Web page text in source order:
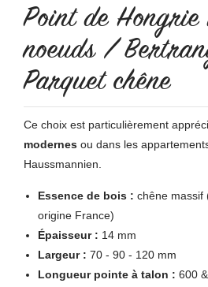
Point de
noeuds /
Parquet chêne
Ce choix est particulièrement
modernes ou dans les
Haussmannien.
Essence de bois : chêne massif
origine France)
Épaisseur : 14 mm
Largeur : 70 - 90 - 120 mm
Longueur pointe à talon : 600